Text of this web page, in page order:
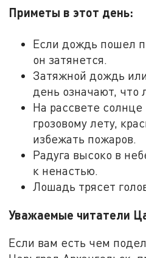
Приметы в этот день:
Если дождь пошел
он затянется.
Затяжной дождь
день означают, что
На рассвете солнце
грозовому лету,
избежать пожаров.
Радуга высоко в
к ненастью.
Лошадь трясет
Уважаемые читатели
Если вам есть чем